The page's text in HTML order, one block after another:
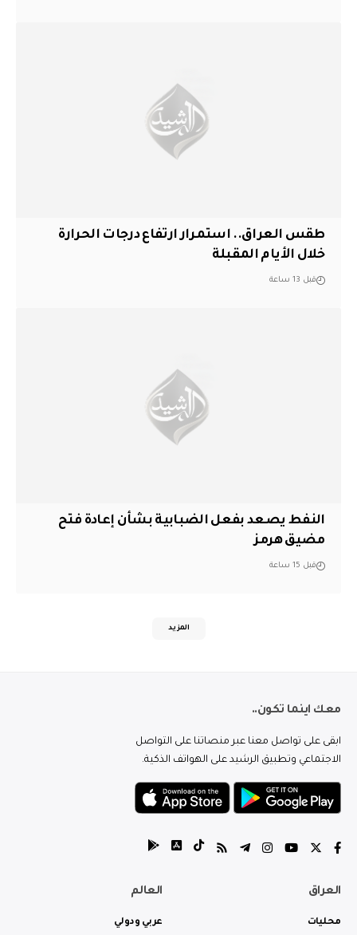
طقس العراق.. استمرار ارتفاع درجات الحرارة
خلال الأيام المقبلة
قبل 13 ساعة
النفط يصعد بفعل الضبابية بشأن إعادة فتح
مضيق هرمز
قبل 15 ساعة
المزيد
معك اينما تكون..
ابقى على تواصل معنا عبر منصاتنا على التواصل
الاجتماعي وتطبيق الرشيد على الهواتف الذكية.
العراق
محليات
العالم
عربي ودولي